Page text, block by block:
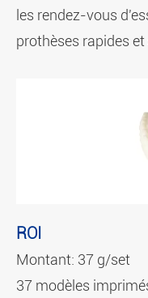
les rendez-vous
prothèses rapides
ROI
Montant: 37 g/set
37 modèles